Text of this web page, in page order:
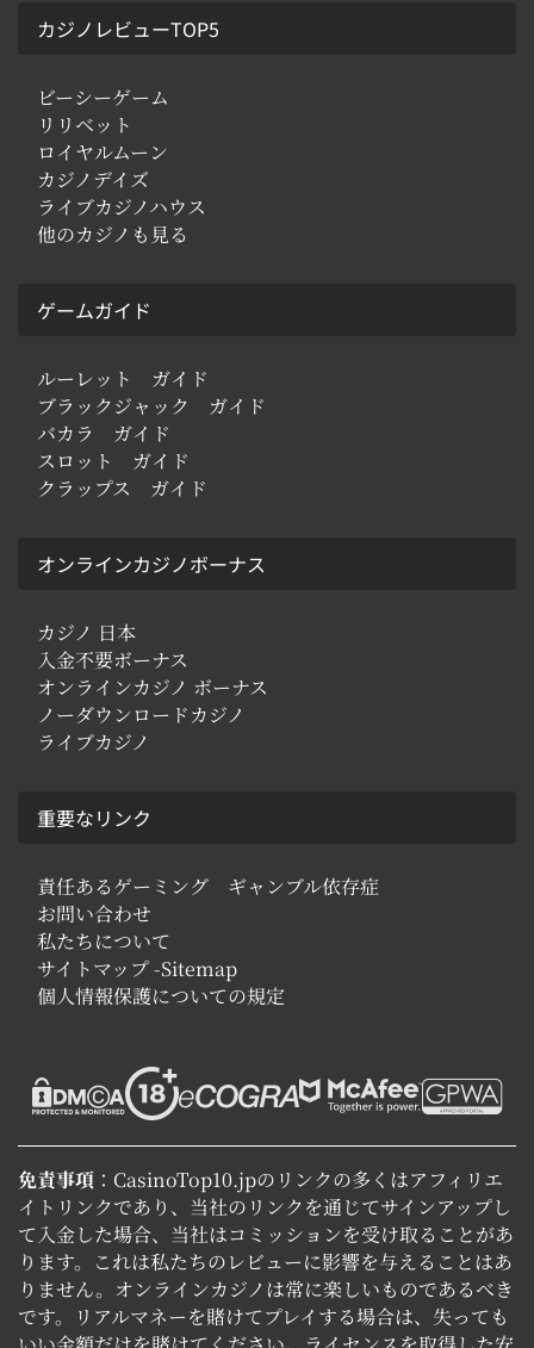
カジノレビューTOP5
ビーシーゲーム
リリベット
ロイヤルムーン
カジノデイズ
ライブカジノハウス
他のカジノも見る
ゲームガイド
ルーレット ガイド
ブラックジャック ガイド
バカラ ガイド
スロット ガイド
クラップス ガイド
オンラインカジノボーナス
カジノ 日本
入金不要ボーナス
オンラインカジノ ボーナス
ノーダウンロードカジノ
ライブカジノ
重要なリンク
責任あるゲーミング ギャンブル依存症
お問い合わせ
私たちについて
サイトマップ -Sitemap
個人情報保護についての規定
免責事項 ：CasinoTop10.jpのリンクの多くはアフィリエ
イトリンクであり、当社のリンクを通じてサインアップし
て入金した場合、当社はコミッションを受け取ることがあ
ります。これは私たちのレビューに影響を与えることはあ
りません。オンラインカジノは常に楽しいものであるべき
です。リアルマネーを賭けてプレイする場合は、失っても